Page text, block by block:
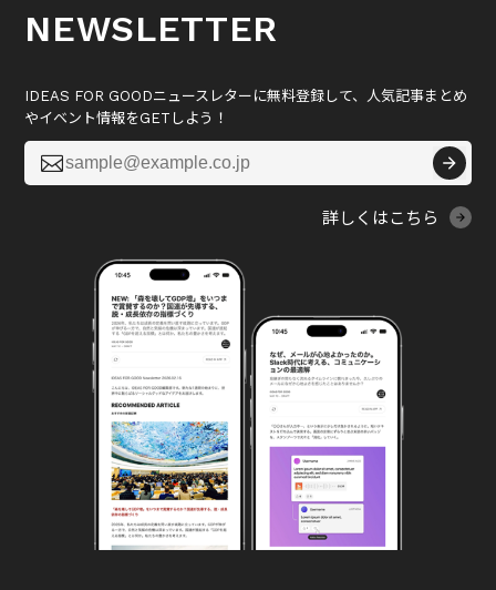
NEWSLETTER
IDEAS FOR GOODニュースレターに無料登録して、人気記事まとめ
やイベント情報をGETしよう！

詳しくはこちら